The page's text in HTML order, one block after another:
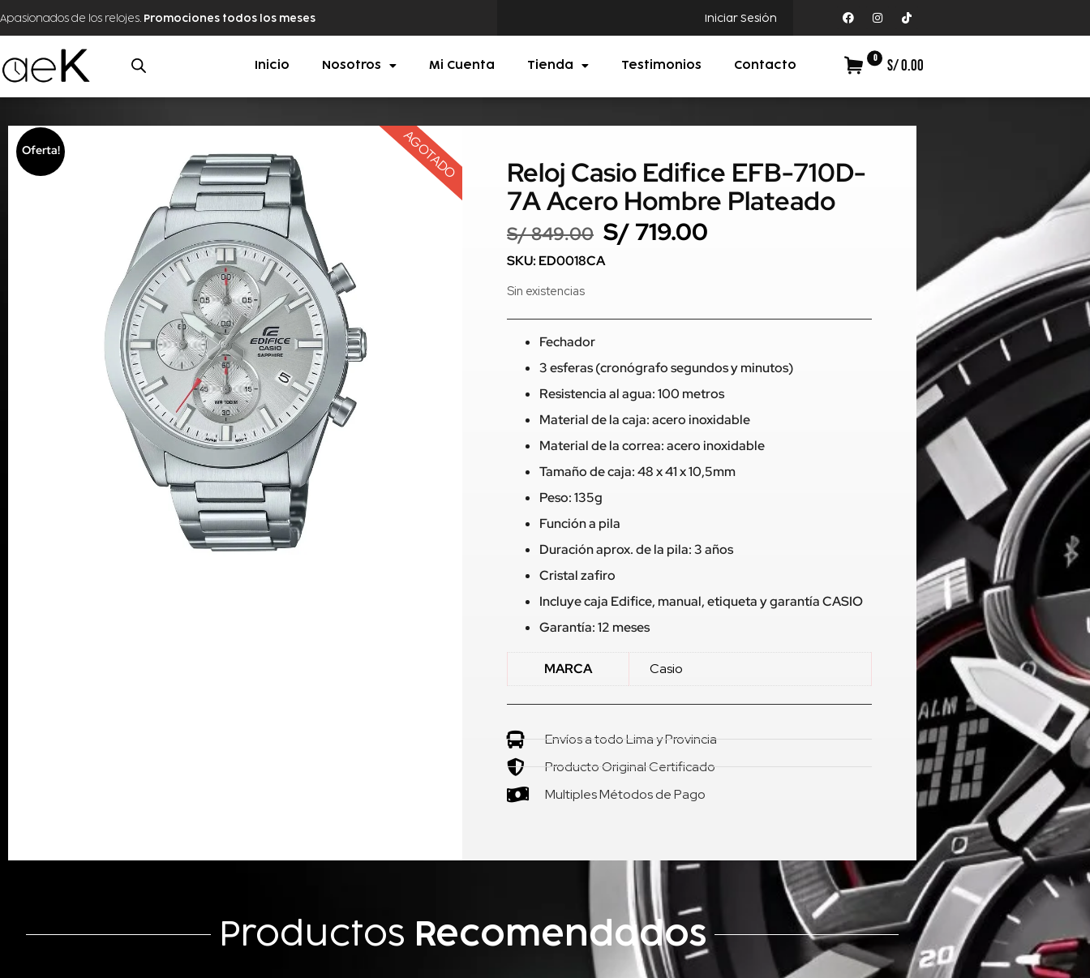
Apasionados de los relojes. Promociones todos los meses Iniciar Sesión
Inicio Nosotros Mi Cuenta Tienda Testimonios Contacto
0 S/ 0.00
Oferta! AGOTADO
Reloj Casio Edifice EFB-710D-
7A Acero Hombre Plateado
S/849.00 S/ 719.00
SKU: ED0018CA
Sin existencias
Fechador
3 esferas (cronógrafo segundos y minutos)
Resistencia al agua: 100 metros
Material de la caja: acero inoxidable
Material de la correa: acero inoxidable
Tamaño de caja: 48 x 41 x 10,5mm
Peso: 135g
Función a pila
Duración aprox. de la pila: 3 años
Cristal zafiro
Incluye caja Edifice, manual, etiqueta y garantía CASIO
Garantía: 12 meses
MARCA Casio
Envíos a todo Lima y Provincia
Producto Original Certificado
Multiples Métodos de Pago
Productos Recomendados